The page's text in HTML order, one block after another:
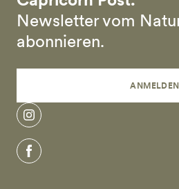
Newsletter vom
abonnieren.
ANMELDEN
instagram
facebook